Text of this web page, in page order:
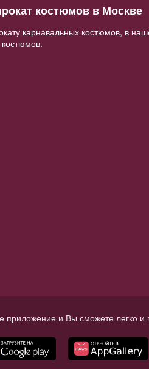
костюмов в Москве
карнавальных костюмов, в
приложение и Вы сможете легко и